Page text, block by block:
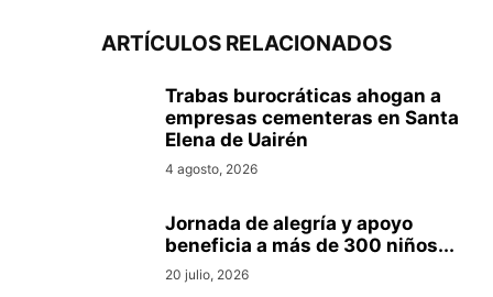
ARTÍCULOS RELACIONADOS
Trabas burocráticas ahogan a
empresas cementeras en Santa
Elena de Uairén
4 agosto, 2026
Jornada de alegría y apoyo
beneficia a más de 300 niños...
20 julio, 2026